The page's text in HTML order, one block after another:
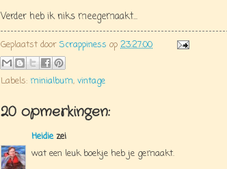
Verder heb ik niks meegemaakt...
Geplaatst door Scrappiness op 23:27:00
Labels: minialbum, vintage
20 opmerkingen:
Heidiezei
wat een leuk boekje heb je gemaakt.